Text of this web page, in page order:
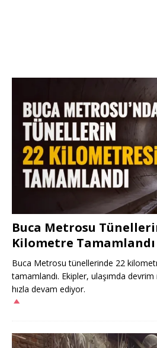
Buca Metrosu
Kilometre Tamamlandı
Buca Metrosu tünellerinde 22
tamamlandı. Ekipler, ulaşımda
hızla devam ediyor.